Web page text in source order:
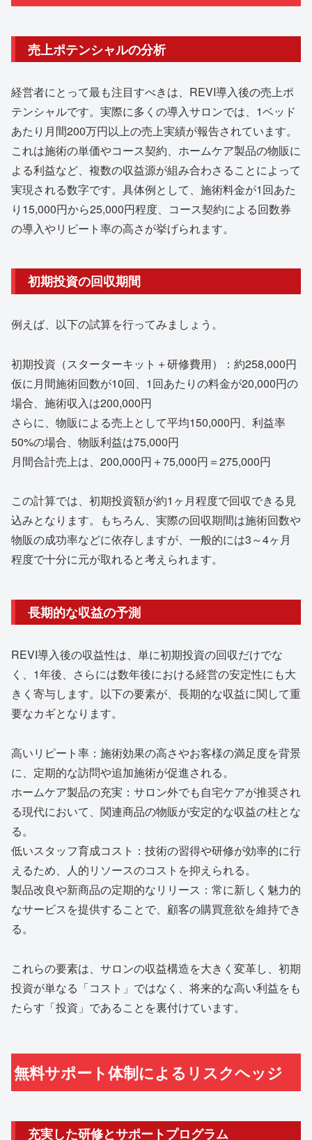
売上ポテンシャルの分析
経営者にとって最も注目すべきは、REVI導入後の売上ポ
テンシャルです。実際に多くの導入サロンでは、1ベッド
あたり月間200万円以上の売上実績が報告されています。
これは施術の単価やコース契約、ホームケア製品の物販に
よる利益など、複数の収益源が組み合わさることによって
実現される数字です。具体例として、施術料金が1回あた
り15,000円から25,000円程度、コース契約による回数券
の導入やリピート率の高さが挙げられます。
初期投資の回収期間
例えば、以下の試算を行ってみましょう。
初期投資（スターターキット＋研修費用）：約258,000円
仮に月間施術回数が10回、1回あたりの料金が20,000円の
場合、施術収入は200,000円
さらに、物販による売上として平均150,000円、利益率
50%の場合、物販利益は75,000円
月間合計売上は、200,000円＋75,000円＝275,000円
この計算では、初期投資額が約1ヶ月程度で回収できる見
込みとなります。もちろん、実際の回収期間は施術回数や
物販の成功率などに依存しますが、一般的には3～4ヶ月
程度で十分に元が取れると考えられます。
長期的な収益の予測
REVI導入後の収益性は、単に初期投資の回収だけでな
く、1年後、さらには数年後における経営の安定性にも大
きく寄与します。以下の要素が、長期的な収益に関して重
要なカギとなります。
高いリピート率：施術効果の高さやお客様の満足度を背景
に、定期的な訪問や追加施術が促進される。
ホームケア製品の充実：サロン外でも自宅ケアが推奨され
る現代において、関連商品の物販が安定的な収益の柱とな
る。
低いスタッフ育成コスト：技術の習得や研修が効率的に行
えるため、人的リソースのコストを抑えられる。
製品改良や新商品の定期的なリリース：常に新しく魅力的
なサービスを提供することで、顧客の購買意欲を維持でき
る。
これらの要素は、サロンの収益構造を大きく変革し、初期
投資が単なる「コスト」ではなく、将来的な高い利益をも
たらす「投資」であることを裏付けています。
無料サポート体制によるリスクヘッジ
充実した研修とサポートプログラム